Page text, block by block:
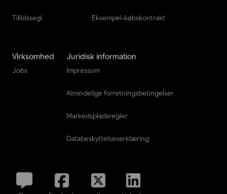
Tillidssegl Eksempel-købskontrakt
Virksomhed
Jobs
Juridisk information
Impressum
Almindelige forretningsbetingelser
Markedspladsregler
Databeskyttelseserklæring